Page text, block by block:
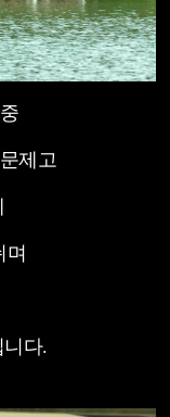
제고
며
니다.